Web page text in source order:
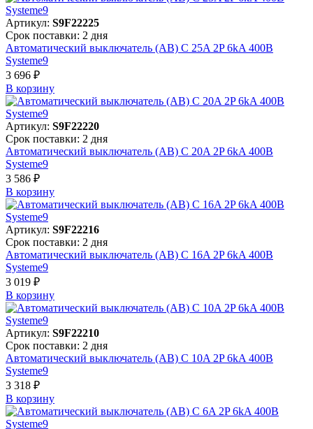
Артикул: S9F22225
Срок поставки: 2 дня
Автоматический выключатель (АВ) C 25A 2P 6kA 400В
Systeme9
3 696 ₽
В корзинy
Артикул: S9F22220
Срок поставки: 2 дня
Автоматический выключатель (АВ) C 20A 2P 6kA 400В
Systeme9
3 586 ₽
В корзинy
Артикул: S9F22216
Срок поставки: 2 дня
Автоматический выключатель (АВ) C 16A 2P 6kA 400В
Systeme9
3 019 ₽
В корзинy
Артикул: S9F22210
Срок поставки: 2 дня
Автоматический выключатель (АВ) C 10A 2P 6kA 400В
Systeme9
3 318 ₽
В корзинy